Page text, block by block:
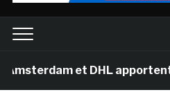
et DHL apportent l’art